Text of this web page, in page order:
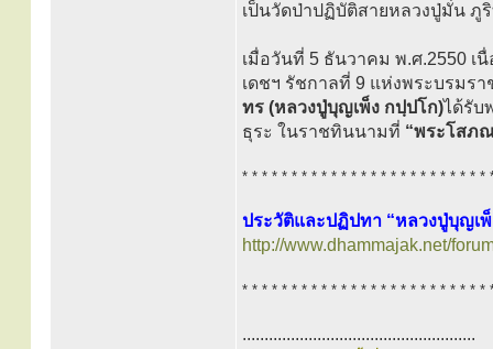
เป็นวัดป่าปฏิบัติสายหลวงปู่มั่น ภู
เมื่อวันที่ 5 ธันวาคม พ.ศ.2550 เ
เดชฯ รัชกาลที่ 9 แห่งพระบรมร
ทร (หลวงปู่บุญเพ็ง กปฺปโก)ได้รับ
ธุระ ในราชทินนามที่ “พระโสภ
* * * * * * * * * * * * * * * * * * * * * * * * *
ประวัติและปฏิปทา “หลวงปู่บุญเ
http://www.dhammajak.net/
* * * * * * * * * * * * * * * * * * * * * * * * *
.....................................................